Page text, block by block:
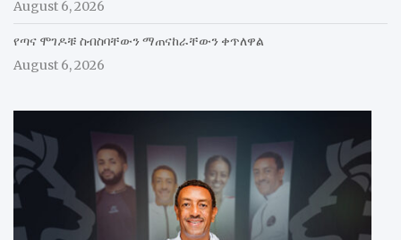
August 6, 2026
የጣና ሞገዶቹ ስብስባቸውን ማጠናከራቸውን ቀጥለዋል
August 6, 2026